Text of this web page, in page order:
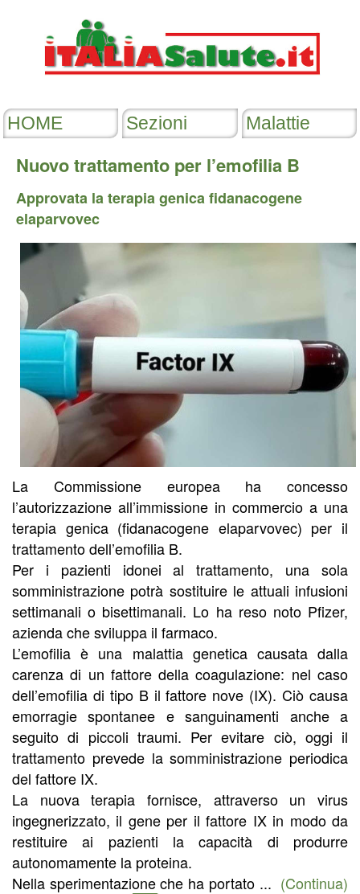
Nuovo trattamento per l’emofilia B
Approvata la terapia genica fidanacogene
elaparvovec
La Commissione europea ha concesso
l’autorizzazione all’immissione in commercio a una
terapia genica (fidanacogene elaparvovec) per il
trattamento dell’emofilia B.
Per i pazienti idonei al trattamento, una sola
somministrazione potrà sostituire le attuali infusioni
settimanali o bisettimanali. Lo ha reso noto Pfizer,
azienda che sviluppa il farmaco.
L’emofilia è una malattia genetica causata dalla
carenza di un fattore della coagulazione: nel caso
dell’emofilia di tipo B il fattore nove (IX). Ciò causa
emorragie spontanee e sanguinamenti anche a
seguito di piccoli traumi. Per evitare ciò, oggi il
trattamento prevede la somministrazione periodica
del fattore IX.
La nuova terapia fornisce, attraverso un virus
ingegnerizzato, il gene per il fattore IX in modo da
restituire ai pazienti la capacità di produrre
autonomamente la proteina.
Nella sperimentazione che ha portato ... (Continua)